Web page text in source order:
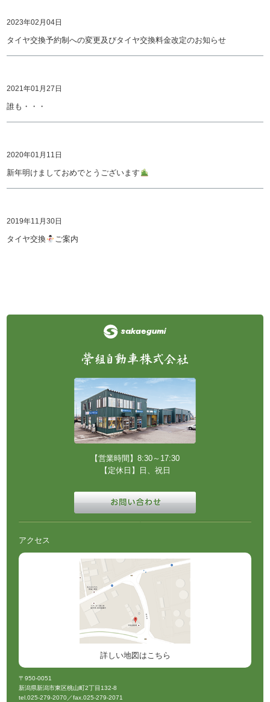
2023年02月04日
タイヤ交換予約制への変更及びタイヤ交換料金改定のお知らせ
2021年01月27日
誰も・・・
2020年01月11日
新年明けましておめでとうございます
2019年11月30日
タイヤ交換 ご案内
【営業時間】8:30～17:30
【定休日】日、祝日
アクセス
詳しい地図はこちら
〒950-0051
新潟県新潟市東区桃山町2丁目132-8
tel.025-279-2070／fax.025-279-2071